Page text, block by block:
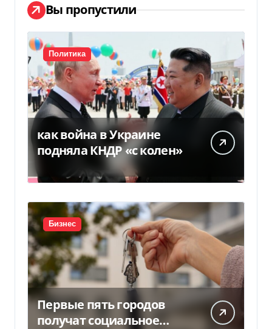
Вы пропустили
Политика
как война в Украине
подняла КНДР «с колен»
Бизнес
Первые пять городов
получат социальное